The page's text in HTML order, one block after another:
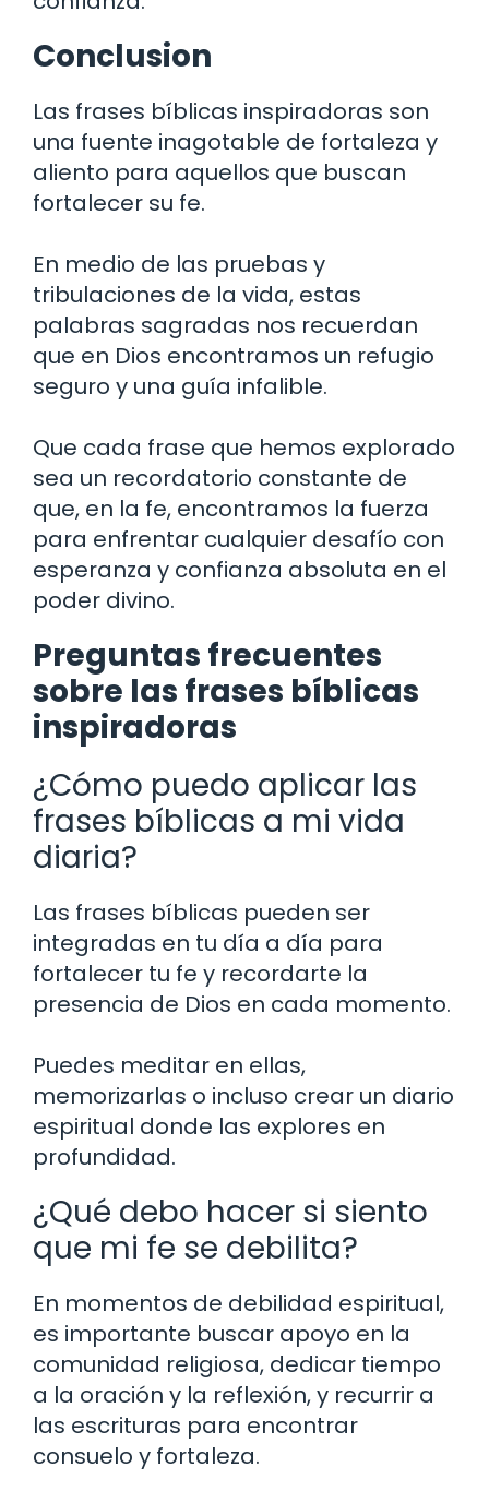
Conclusion
Las frases bíblicas inspiradoras son
una fuente inagotable de fortaleza y
aliento para aquellos que buscan
fortalecer su fe.
En medio de las pruebas y
tribulaciones de la vida, estas
palabras sagradas nos recuerdan
que en Dios encontramos un refugio
seguro y una guía infalible.
Que cada frase que hemos explorado
sea un recordatorio constante de
que, en la fe, encontramos la fuerza
para enfrentar cualquier desafío con
esperanza y confianza absoluta en el
poder divino.
Preguntas frecuentes
sobre las frases bíblicas
inspiradoras
¿Cómo puedo aplicar las
frases bíblicas a mi vida
diaria?
Las frases bíblicas pueden ser
integradas en tu día a día para
fortalecer tu fe y recordarte la
presencia de Dios en cada momento.
Puedes meditar en ellas,
memorizarlas o incluso crear un diario
espiritual donde las explores en
profundidad.
¿Qué debo hacer si siento
que mi fe se debilita?
En momentos de debilidad espiritual,
es importante buscar apoyo en la
comunidad religiosa, dedicar tiempo
a la oración y la reflexión, y recurrir a
las escrituras para encontrar
consuelo y fortaleza.